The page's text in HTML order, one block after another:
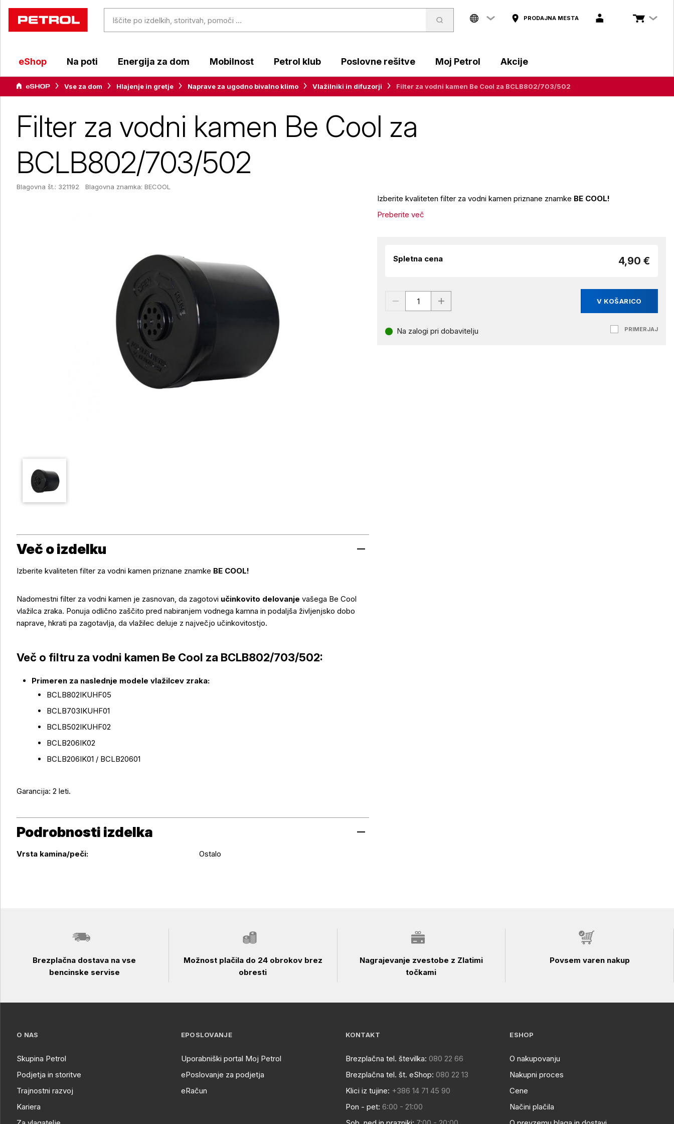
PRODAJNA MESTA
eShop Na poti Energija za dom Mobilnost Petrol klub Poslovne rešitve Moj Petrol Akcije
Vse za dom Hlajenje in gretje Naprave za ugodno bivalno klimo Vlažilniki in difuzorji Filter za vodni kamen Be Cool za BCLB802/703/502
Filter za vodni kamen Be Cool za
BCLB802/703/502
Blagovna št.: 321192 Blagovna znamka: BECOOL
Izberite kvaliteten filter za vodni kamen priznane znamke BE COOL!
Preberite več
Spletna cena 4,90 €
V KOŠARICO
Na zalogi pri dobavitelju PRIMERJAJ
Več o izdelku
Več o izdelku
Izberite kvaliteten filter za vodni kamen priznane znamke BE COOL!
Nadomestni filter za vodni kamen je zasnovan, da zagotovi učinkovito delovanje vašega Be Cool
vlažilca zraka. Ponuja odlično zaščito pred nabiranjem vodnega kamna in podaljša življenjsko dobo
naprave, hkrati pa zagotavlja, da vlažilec deluje z največjo učinkovitostjo.
Več o filtru za vodni kamen Be Cool za BCLB802/703/502:
Primeren za naslednje modele vlažilcev zraka:
BCLB802IKUHF05
BCLB703IKUHF01
BCLB502IKUHF02
BCLB206IK02
BCLB206IK01 / BCLB20601
Garancija: 2 leti.
Podrobnosti izdelka
Podrobnosti izdelka
Vrsta kamina/peči: Ostalo
Brezplačna dostava na vse
bencinske servise
Možnost plačila do 24 obrokov brez
obresti
Nagrajevanje zvestobe z Zlatimi
točkami
Povsem varen nakup
O NAS
Skupina Petrol
Podjetja in storitve
Trajnostni razvoj
Kariera
EPOSLOVANJE
Uporabniški portal Moj Petrol
ePoslovanje za podjetja
eRačun
KONTAKT
Brezplačna tel. številka: 080 22 66
Brezplačna tel. št. eShop: 080 22 13
Klici iz tujine: +386 14 71 45 90
Pon - pet: 6:00 - 21:00
ESHOP
O nakupovanju
Nakupni proces
Cene
Načini plačila